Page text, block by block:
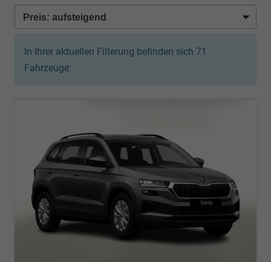
In Ihrer aktuellen Filterung befinden sich 71
Fahrzeuge: